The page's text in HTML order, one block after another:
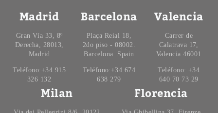
Madrid
Gran Vía 33, 8º
Derecha, 28013,
Madrid
Teléfono:+34 915
326 132
Barcelona
Plaça Reial 18,
2do piso - 08002.
Barcelona. Spain
Teléfono:+34 674
638 279
Valencia
Carrer de
Calatrava 17,
Valencia 46001
Teléfono: +34
640 70 73 29
Milan Florencia